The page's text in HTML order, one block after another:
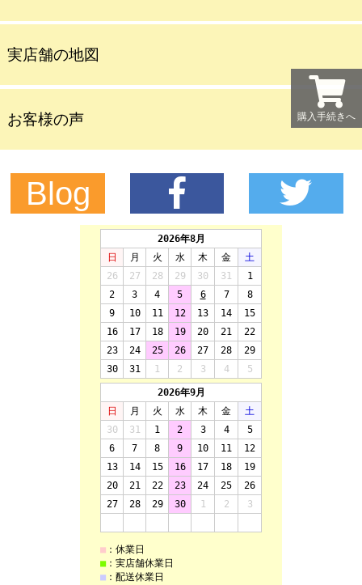
実店舗の地図
お客様の声
Blog
購入手続きへ